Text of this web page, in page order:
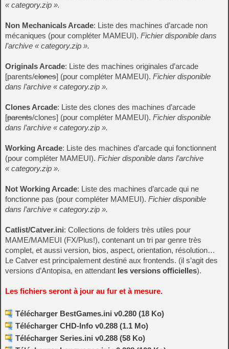
« category.zip ».
Non Mechanicals Arcade: Liste des machines d’arcade non
mécaniques (pour compléter MAMEUI). Fichier disponible dans
l’archive « category.zip ».
Originals Arcade: Liste des machines originales d’arcade
[parents/clones] (pour compléter MAMEUI). Fichier disponible
dans l’archive « category.zip ».
Clones Arcade: Liste des clones des machines d’arcade
[parents/clones] (pour compléter MAMEUI). Fichier disponible
dans l’archive « category.zip ».
Working Arcade: Liste des machines d’arcade qui fonctionnent
(pour compléter MAMEUI). Fichier disponible dans l’archive
« category.zip ».
Not Working Arcade: Liste des machines d’arcade qui ne
fonctionne pas (pour compléter MAMEUI). Fichier disponible
dans l’archive « category.zip ».
Catlist/Catver.ini: Collections de folders très utiles pour
MAME/MAMEUI (FX/Plus!), contenant un tri par genre très
complet, et aussi version, bios, aspect, orientation, résolution…
Le Catver est principalement destiné aux frontends. (il s’agit des
versions d’Antopisa, en attendant les versions officielles).
Les fichiers seront à jour au fur et à mesure.
Télécharger BestGames.ini v0.280 (18 Ko)
Télécharger CHD-Info v0.288 (1.1 Mo)
Télécharger Series.ini v0.288 (58 Ko)